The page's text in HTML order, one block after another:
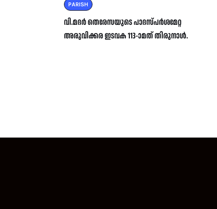
PARISH
വി.മദർ തെരേസയുടെ പാദസ്പർശമേറ്റ
അരുവിക്കര ഇടവക 113-ാമത് തിരുനാൾ.